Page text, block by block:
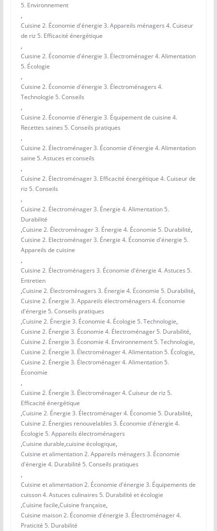
5. Environnement
,
Cuisine 2. Économie d'énergie 3. Appareils ménagers 4. Cuiseur
de riz 5. Efficacité énergétique
,
Cuisine 2. Économie d'énergie 3. Électroménager 4. Alimentation
5. Écologie
,
Cuisine 2. Économie d'énergie 3. Électroménagers 4.
Technologie 5. Conseils
,
Cuisine 2. Économie d'énergie 3. Équipement de cuisine 4.
Recettes saines 5. Conseils pratiques
,
Cuisine 2. Électroménager 3. Économie d'énergie 4. Alimentation
saine 5. Astuces et conseils
,
Cuisine 2. Électroménager 3. Efficacité énergétique 4. Cuiseur de
riz 5. Conseils
,
Cuisine 2. Électroménager 3. Énergie 4. Alimentation 5.
Durabilité
,Cuisine 2. Électroménager 3. Énergie 4. Économie 5. Durabilité,
Cuisine 2. Electroménager 3. Énergie 4. Économie d'énergie 5.
Appareils de cuisine
,
Cuisine 2. Électroménagers 3. Économie d'énergie 4. Astuces 5.
Entretien
,Cuisine 2. Électroménagers 3. Énergie 4. Économie 5. Durabilité,
Cuisine 2. Énergie 3. Appareils électroménagers 4. Économie
d'énergie 5. Conseils pratiques
,Cuisine 2. Énergie 3. Économie 4. Écologie 5. Technologie,
Cuisine 2. Énergie 3. Économie 4. Électroménager 5. Durabilité,
Cuisine 2. Énergie 3. Économie 4. Environnement 5. Technologie,
Cuisine 2. Énergie 3. Électroménager 4. Alimentation 5. Écologie,
Cuisine 2. Énergie 3. Électroménager 4. Alimentation 5.
Économie
,
Cuisine 2. Énergie 3. Électroménager 4. Cuiseur de riz 5.
Efficacité énergétique
,Cuisine 2. Énergie 3. Électroménager 4. Économie 5. Durabilité,
Cuisine 2. Énergies renouvelables 3. Économie d'énergie 4.
Écologie 5. Appareils électroménagers
,Cuisine durable,cuisine écologique,
Cuisine et alimentation 2. Appareils ménagers 3. Économie
d'énergie 4. Durabilité 5. Conseils pratiques
,
Cuisine et alimentation 2. Économie d'énergie 3. Équipements de
cuisson 4. Astuces culinaires 5. Durabilité et écologie
,Cuisine facile,Cuisine française,
Cuisine maison 2. Économie d'énergie 3. Électroménager 4.
Praticité 5. Durabilité